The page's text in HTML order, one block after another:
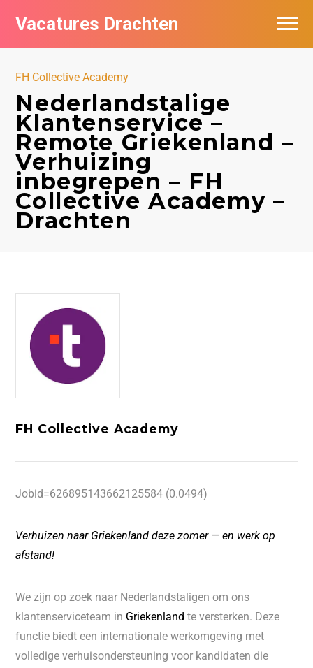
Vacatures Drachten
FH Collective Academy
Nederlandstalige
Klantenservice –
Remote Griekenland –
Verhuizing
inbegrepen – FH
Collective Academy –
Drachten
FH Collective Academy
Jobid=626895143662125584 (0.0494)
Verhuizen naar Griekenland deze zomer — en werk op
afstand!
We zijn op zoek naar Nederlandstaligen om ons
klantenserviceteam in Griekenland te versterken. Deze
functie biedt een internationale werkomgeving met
volledige verhuisondersteuning voor kandidaten die
Vacatures per bedrijf in Drachten
De populairste vacatures in Drachten
Nieuwsbrief feed